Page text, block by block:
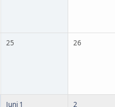
25 26
Juni 1 2